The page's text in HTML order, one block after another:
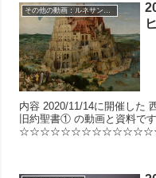
その他の動画：ルネサンスとタロット
内容 2020/11/14に開催した
旧約聖書① の動画と資料です